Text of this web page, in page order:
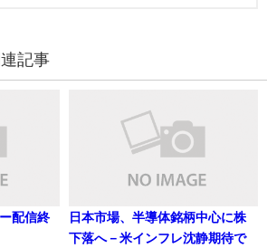
記事
配信終
日本市場、半導体銘柄中心に株
下落へ－米インフレ沈静期待で